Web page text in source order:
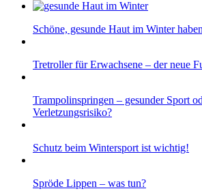
Schöne, gesunde Haut im Winter
Tretroller für Erwachsene – der neue
Trampolinspringen – gesunder Sport
Verletzungsrisiko?
Schutz beim Wintersport ist wichtig!
Spröde Lippen – was tun?